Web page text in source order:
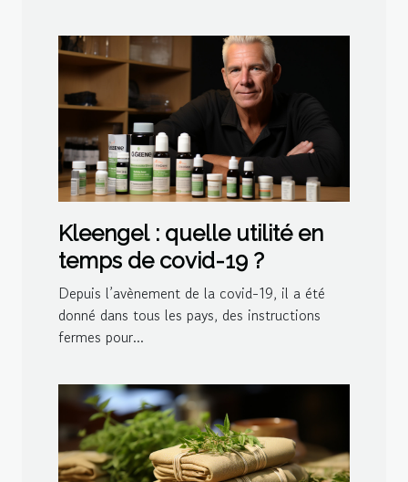
Kleengel : quelle utilité en
temps de covid-19 ?
Depuis l’avènement de la covid-19, il a été
donné dans tous les pays, des instructions
fermes pour...